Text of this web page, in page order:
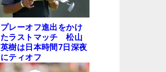
プレーオフ進出をかけ
たラストマッチ 松山
英樹は日本時間7日深夜
にティオフ